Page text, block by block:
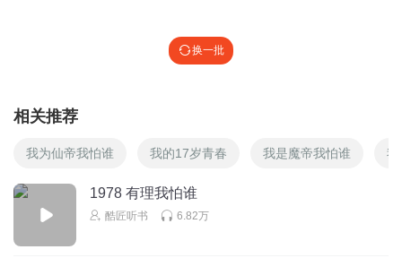
换一批
相关推荐
我为仙帝我怕谁 我的17岁青春 我是魔帝我怕谁 我
1978 有理我怕谁
酷匠听书 6.82万